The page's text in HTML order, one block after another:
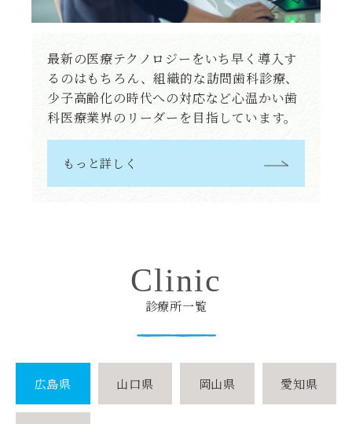
最新の医療テクノロジーをいち早く導入す
るのはもちろん、組織的な訪問歯科診療、
少子高齢化の時代への対応など心温かい歯
科医療業界のリーダーを目指しています。
もっと詳しく
Clinic
診療所一覧
広島県 山口県 岡山県 愛知県